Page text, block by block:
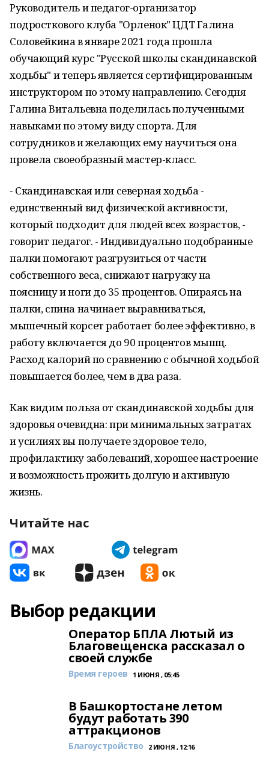
Руководитель и педагог-организатор
подросткового клуба "Орленок" ЦДТ Галина
Соловейкина в январе 2021 года прошла
обучающий курс "Русской школы скандинавской
ходьбы" и теперь является сертифицированным
инструктором по этому направлению. Сегодня
Галина Витальевна поделилась полученными
навыками по этому виду спорта. Для
сотрудников и желающих ему научиться она
провела своеобразный мастер-класс.
- Скандинавская или северная ходьба -
единственный вид физической активности,
который подходит для людей всех возрастов, -
говорит педагог. - Индивидуально подобранные
палки помогают разгрузиться от части
собственного веса, снижают нагрузку на
поясницу и ноги до 35 процентов. Опираясь на
палки, спина начинает выравниваться,
мышечный корсет работает более эффективно, в
работу включается до 90 процентов мышц.
Расход калорий по сравнению с обычной ходьбой
повышается более, чем в два раза.
Как видим польза от скандинавской ходьбы для
здоровья очевидна: при минимальных затратах
и усилиях вы получаете здоровое тело,
профилактику заболеваний, хорошее настроение
и возможность прожить долгую и активную
жизнь.
Читайте нас
Выбор редакции
Оператор БПЛА Лютый из
Благовещенска рассказал о
своей службе
Время героев 1 ИЮНЯ , 05:45
В Башкортостане летом
будут работать 390
аттракционов
Благоустройство 2 ИЮНЯ , 12:16